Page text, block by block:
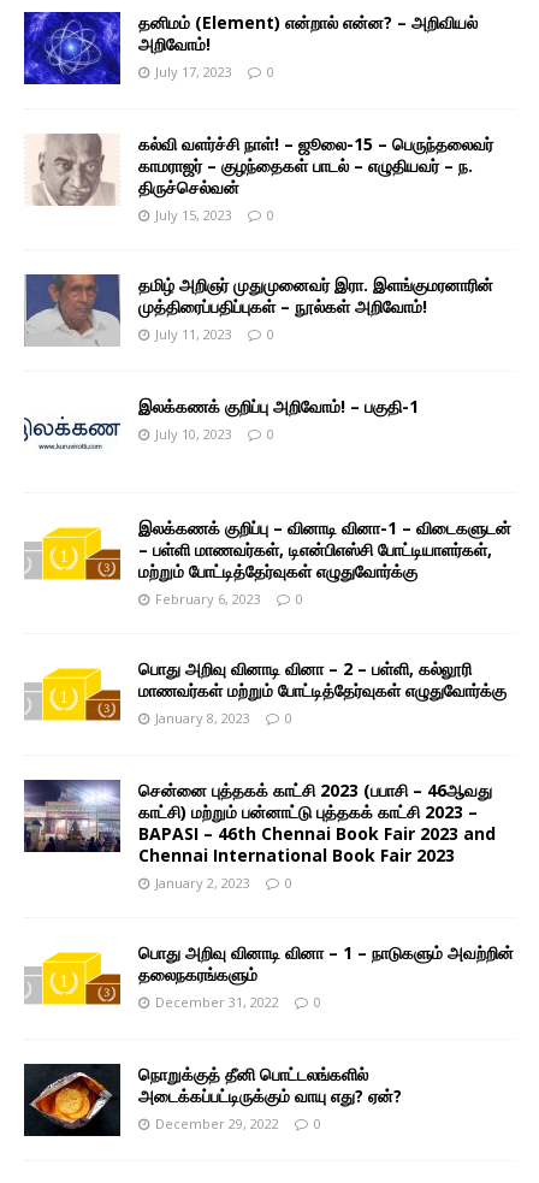
தனிமம் (Element) என்றால் என்ன? – அறிவியல்
அறிவோம்!
July 17, 2023 0
கல்வி வளர்ச்சி நாள்! – ஜூலை-15 – பெருந்தலைவர்
காமராஜர் – குழந்தைகள் பாடல் – எழுதியவர் – ந.
திருச்செல்வன்
July 15, 2023 0
தமிழ் அறிஞர் முதுமுனைவர் இரா. இளங்குமரனாரின்
முத்திரைப்பதிப்புகள் – நூல்கள் அறிவோம்!
July 11, 2023 0
இலக்கணக் குறிப்பு அறிவோம்! – பகுதி-1
July 10, 2023 0
இலக்கணக் குறிப்பு – வினாடி வினா-1 – விடைகளுடன்
– பள்ளி மாணவர்கள், டிஎன்பிஎஸ்சி போட்டியாளர்கள்,
மற்றும் போட்டித்தேர்வுகள் எழுதுவோர்க்கு
February 6, 2023 0
பொது அறிவு வினாடி வினா – 2 – பள்ளி, கல்லூரி
மாணவர்கள் மற்றும் போட்டித்தேர்வுகள் எழுதுவோர்க்கு
January 8, 2023 0
சென்னை புத்தகக் காட்சி 2023 (பபாசி – 46ஆவது
காட்சி) மற்றும் பன்னாட்டு புத்தகக் காட்சி 2023 –
BAPASI – 46th Chennai Book Fair 2023 and
Chennai International Book Fair 2023
January 2, 2023 0
பொது அறிவு வினாடி வினா – 1 – நாடுகளும் அவற்றின்
தலைநகரங்களும்
December 31, 2022 0
நொறுக்குத் தீனி பொட்டலங்களில்
அடைக்கப்பட்டிருக்கும் வாயு எது? ஏன்?
December 29, 2022 0